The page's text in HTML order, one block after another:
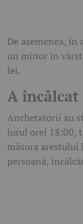
De asemenea, în
un minor în
lei.
A
Anchetatorii au
jurul orei 18:00,
măsura
persoană,